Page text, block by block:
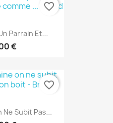
Parrain Et...
€
favorite_border
Ne Subit Pas...
favorite_border